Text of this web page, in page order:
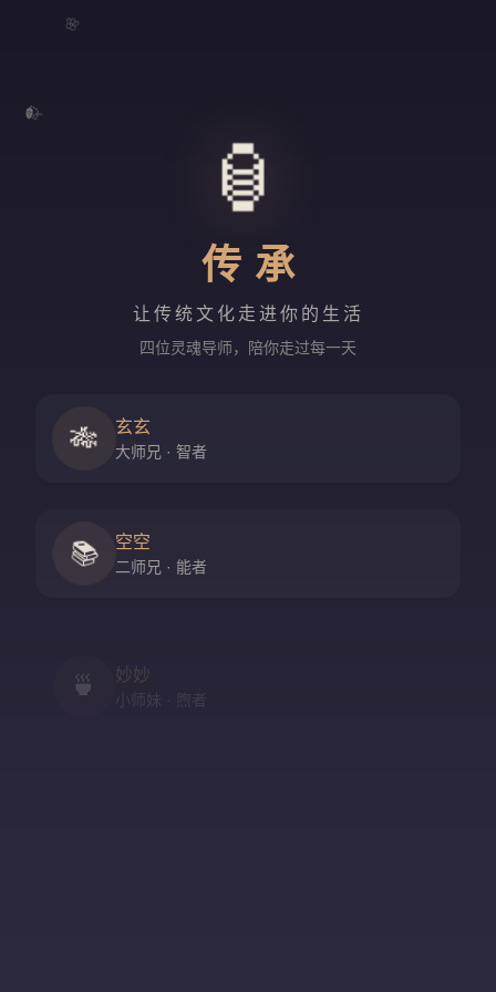
🍃
🌸
🏮
传承
让传统文化走进你的生活
四位灵魂导师，陪你走过每一天
🎋 玄玄
大师兄 · 智者
📚 空空
二师兄 · 能者
🍵 妙妙